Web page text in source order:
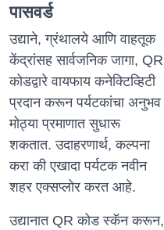
पासवर्ड
उद्याने, ग्रंथालये आणि वाहतूक
केंद्रांसह सार्वजनिक जागा, QR
कोडद्वारे वायफाय कनेक्टिव्हिटी
प्रदान करून पर्यटकांचा अनुभव
मोठ्या प्रमाणात सुधारू
शकतात. उदाहरणार्थ, कल्पना
करा की एखादा पर्यटक नवीन
शहर एक्सप्लोर करत आहे.
उद्यानात QR कोड स्कॅन करून,